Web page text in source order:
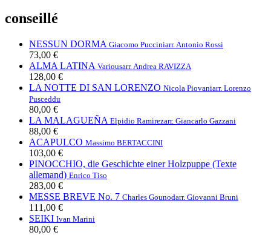
conseillé
NESSUN DORMA Giacomo Pucciniarr. Antonio Rossi
73,00 €
ALMA LATINA Variousarr. Andrea RAVIZZA
128,00 €
LA NOTTE DI SAN LORENZO Nicola Piovaniarr. Lorenzo
Pusceddu
80,00 €
LA MALAGUEÑA Elpidio Ramirezarr. Giancarlo Gazzani
88,00 €
ACAPULCO Massimo BERTACCINI
103,00 €
PINOCCHIO, die Geschichte einer Holzpuppe (Texte
allemand) Enrico Tiso
283,00 €
MESSE BREVE No. 7 Charles Gounodarr. Giovanni Bruni
111,00 €
SEIKI Ivan Marini
80,00 €